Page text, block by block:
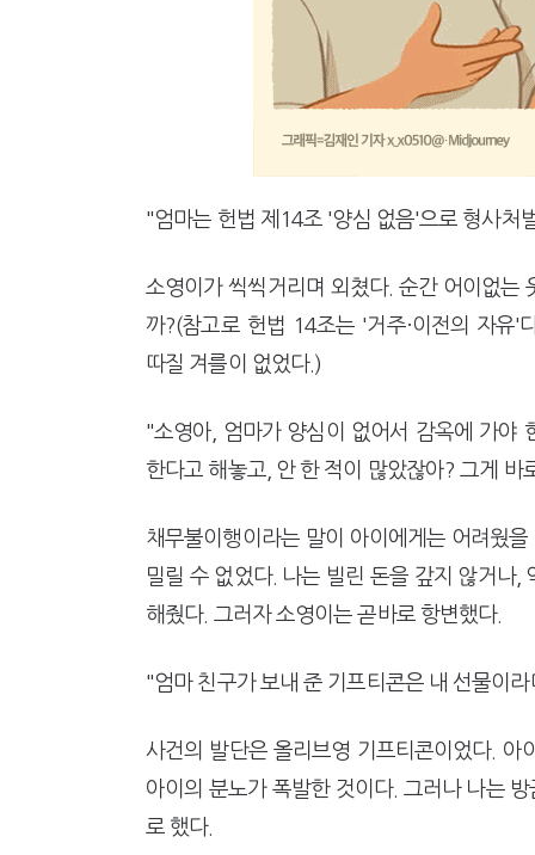
"엄마는 헌법 제14조 '양심 없음'으로 형사처
소영이가 씩씩거리며 외쳤다. 순간 어이없는
까?(참고로 헌법 14조는 '거주·이전의 자유'
따질 겨를이 없었다.)
"소영아, 엄마가 양심이 없어서 감옥에 가야
한다고 해놓고, 안 한 적이 많았잖아? 그게 바
채무불이행이라는 말이 아이에게는 어려웠
밀릴 수 없었다. 나는 빌린 돈을 갚지 않거나,
해줬다. 그러자 소영이는 곧바로 항변했다.
"엄마 친구가 보내 준 기프티콘은 내 선물이
사건의 발단은 올리브영 기프티콘이었다. 아
아이의 분노가 폭발한 것이다. 그러나 나는
로 했다.